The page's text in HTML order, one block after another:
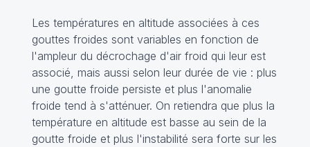
Les températures en altitude associées à ces
gouttes froides sont variables en fonction de
l'ampleur du décrochage d'air froid qui leur est
associé, mais aussi selon leur durée de vie : plus
une goutte froide persiste et plus l'anomalie
froide tend à s'atténuer. On retiendra que plus la
température en altitude est basse au sein de la
goutte froide et plus l'instabilité sera forte sur les